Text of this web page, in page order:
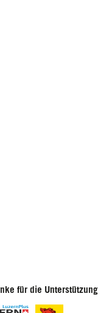
für die Unterstützung